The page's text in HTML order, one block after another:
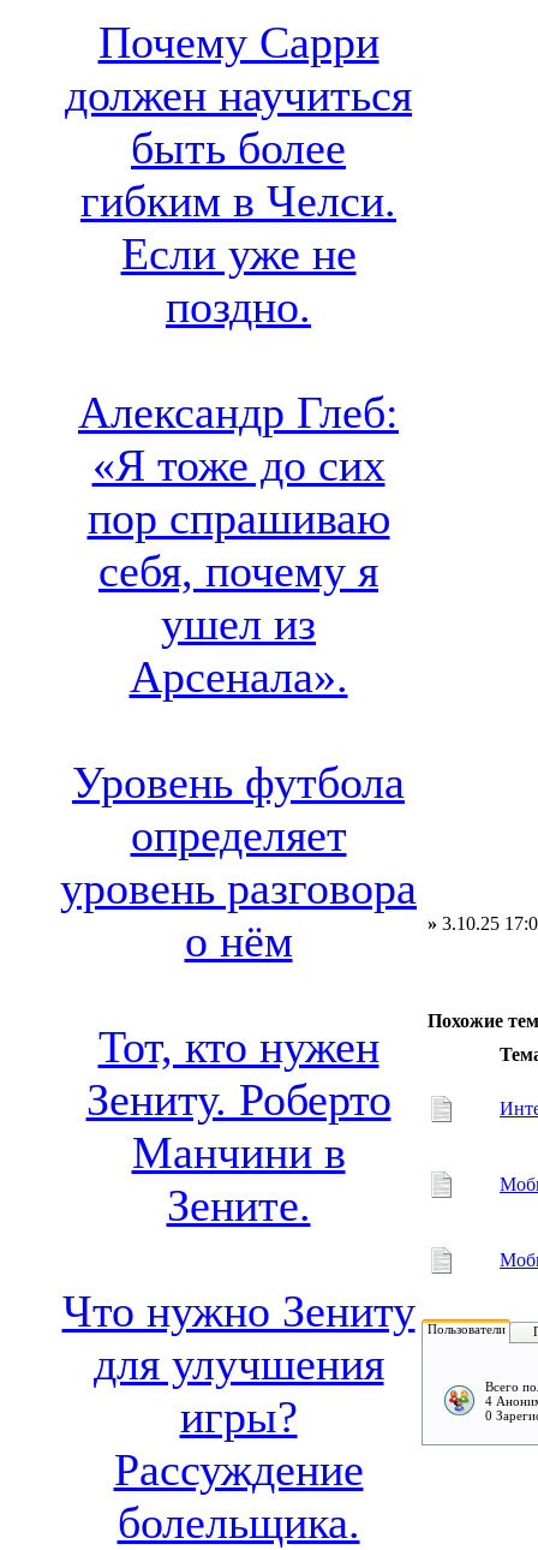
Почему Сарри
должен научиться
быть более
гибким в Челси.
Если уже не
поздно.
Александр Глеб:
«Я тоже до сих
пор спрашиваю
себя, почему я
ушел из
Арсенала».
Уровень футбола
определяет
уровень разговора
о нём
Тот, кто нужен
Зениту. Роберто
Манчини в
Зените.
Что нужно Зениту
для улучшения
игры?
Рассуждение
болельщика.
» 3.10.25
Похожие
Пользователи
Всего
4
0